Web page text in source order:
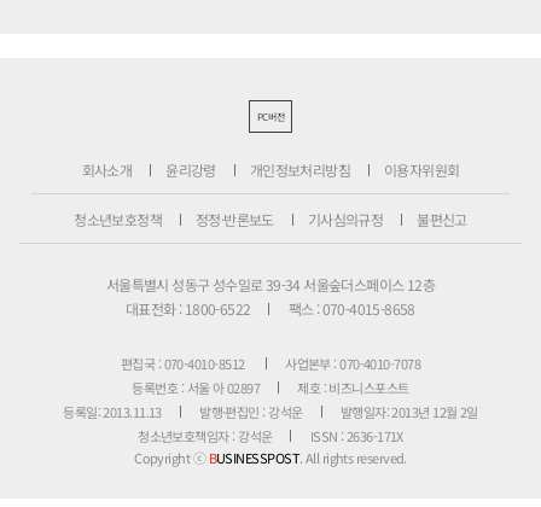
PC버전
회사소개 윤리강령 개인정보처리방침 이용자위원회
청소년보호정책 정정·반론보도 기사심의규정 불편신고
서울특별시 성동구 성수일로 39-34 서울숲더스페이스 12층
대표전화 : 1800-6522
팩스 : 070-4015-8658
편집국 : 070-4010-8512
사업본부 : 070-4010-7078
등록번호 : 서울 아 02897
제호 : 비즈니스포스트
등록일: 2013.11.13
발행·편집인 : 강석운
발행일자: 2013년 12월 2일
청소년보호책임자 : 강석운
ISSN : 2636-171X
Copyright ⓒBUSINESSPOST. All rights reserved.